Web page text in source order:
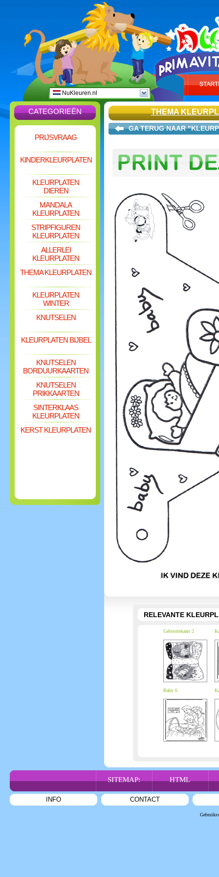
NuKleuren.nl
CATEGORIEËN
PRIJSVRAAG
KINDERKLEURPLATEN
KLEURPLATEN
DIEREN
MANDALA
KLEURPLATEN
STRIPFIGUREN
KLEURPLATEN
ALLERLEI
KLEURPLATEN
THEMA KLEURPLATEN
KLEURPLATEN
WINTER
KNUTSELEN
KLEURPLATEN BIJBEL
KNUTSELEN
BORDUURKAARTEN
KNUTSELEN
PRIKKAARTEN
SINTERKLAAS
KLEURPLATEN
KERST KLEURPLATEN
THEMA
GA TERUG NAAR
RELEVANTE
Geboortekaart 2
Baby 6
SITEMAP: HTML
INFO CONTACT